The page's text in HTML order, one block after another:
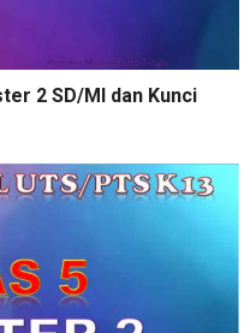
2 SD/MI dan Kunci